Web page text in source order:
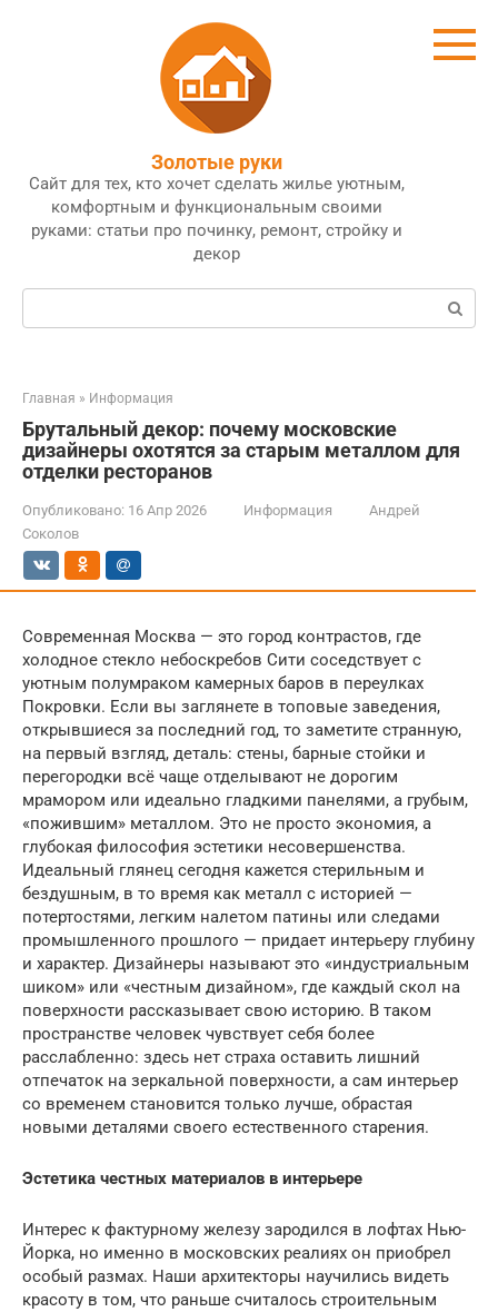
Золотые руки
Сайт для тех, кто хочет сделать жилье уютным,
комфортным и функциональным своими
руками: статьи про починку, ремонт, стройку и
декор
Поиск:
Главная » Информация
Брутальный декор: почему московские
дизайнеры охотятся за старым металлом для
отделки ресторанов
Опубликовано: 16 Апр 2026 Информация
Андрей
Соколов
Современная Москва — это город контрастов, где
холодное стекло небоскребов Сити соседствует с
уютным полумраком камерных баров в переулках
Покровки. Если вы заглянете в топовые заведения,
открывшиеся за последний год, то заметите странную,
на первый взгляд, деталь: стены, барные стойки и
перегородки всё чаще отделывают не дорогим
мрамором или идеально гладкими панелями, а грубым,
«пожившим» металлом. Это не просто экономия, а
глубокая философия эстетики несовершенства.
Идеальный глянец сегодня кажется стерильным и
бездушным, в то время как металл с историей —
потертостями, легким налетом патины или следами
промышленного прошлого — придает интерьеру глубину
и характер. Дизайнеры называют это «индустриальным
шиком» или «честным дизайном», где каждый скол на
поверхности рассказывает свою историю. В таком
пространстве человек чувствует себя более
расслабленно: здесь нет страха оставить лишний
отпечаток на зеркальной поверхности, а сам интерьер
со временем становится только лучше, обрастая
новыми деталями своего естественного старения.
Эстетика честных материалов в интерьере
Интерес к фактурному железу зародился в лофтах Нью-
Йорка, но именно в московских реалиях он приобрел
особый размах. Наши архитекторы научились видеть
красоту в том, что раньше считалось строительным